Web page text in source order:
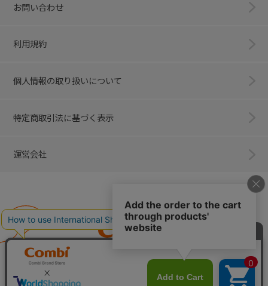
お問い合わせ
利用規約
個人情報の取り扱いについて
特定商取引法に基づく表示
運営会社
子育てに、イノベーションを。
ベビー用品のコンビ株式会社